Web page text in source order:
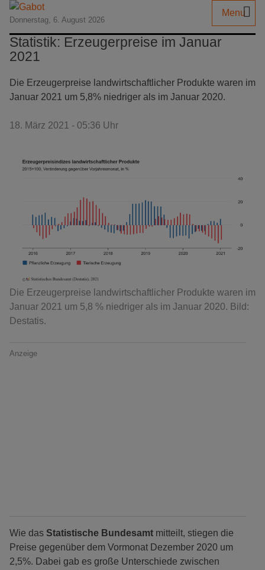
Donnerstag, 6. August 2026
Menu
Statistik: Erzeugerpreise im Januar
2021
Die Erzeugerpreise landwirtschaftlicher Produkte waren im
Januar 2021 um 5,8% niedriger als im Januar 2020.
18. März 2021 - 05:36 Uhr
Die Erzeugerpreise landwirtschaftlicher Produkte waren im
Januar 2021 um 5,8 % niedriger als im Januar 2020. Bild:
Destatis.
Anzeige
Wie das Statistische Bundesamt mitteilt, stiegen die
Preise gegenüber dem Vormonat Dezember 2020 um
2,5%. Dabei gab es große Unterschiede zwischen